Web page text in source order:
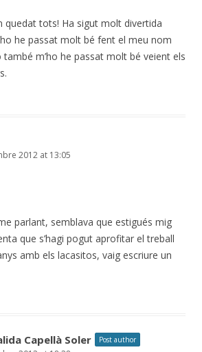
quedat tots! Ha sigut molt divertida
he passat molt bé fent el meu nom
m’ho he passat molt bé veient els
2012 at 13:05
parlant, semblava que estigués mig
que s’hagi pogut aprofitar el treball
amb els lacasitos, vaig escriure un
Capellà Soler Post author